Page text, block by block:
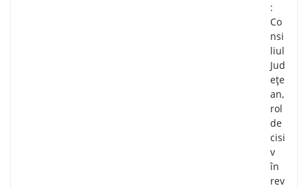
:
Co
nsi
liul
Jud
ețe
an,
rol
de
cisi
v
în
rev